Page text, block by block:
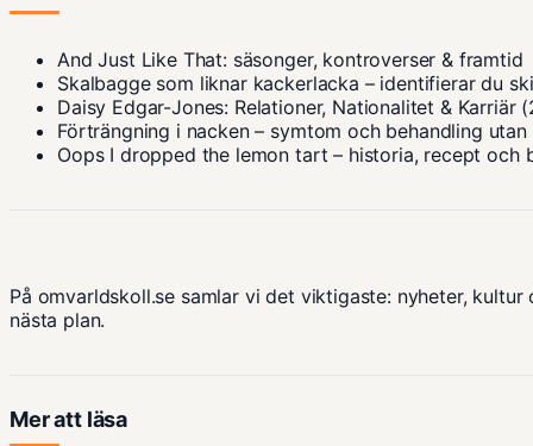
And Just Like That: säsonger, kontroverser & framtid
Skalbagge som liknar kackerlacka – identifierar du
Daisy Edgar-Jones: Relationer, Nationalitet & Karriär
Förträngning i nacken – symtom och behandling
Oops I dropped the lemon tart – historia, recept och
På omvarldskoll.se samlar vi det viktigaste: nyheter,
nästa plan.
Mer att läsa